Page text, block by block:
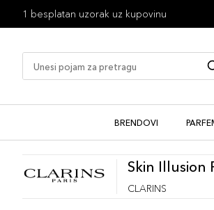
1 besplatan uzorak uz kupovinu
BRENDOVI
Skin Illusion
CLARINS